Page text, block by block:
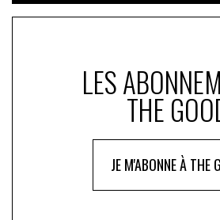
LES
THE
JE M'ABONNE À THE